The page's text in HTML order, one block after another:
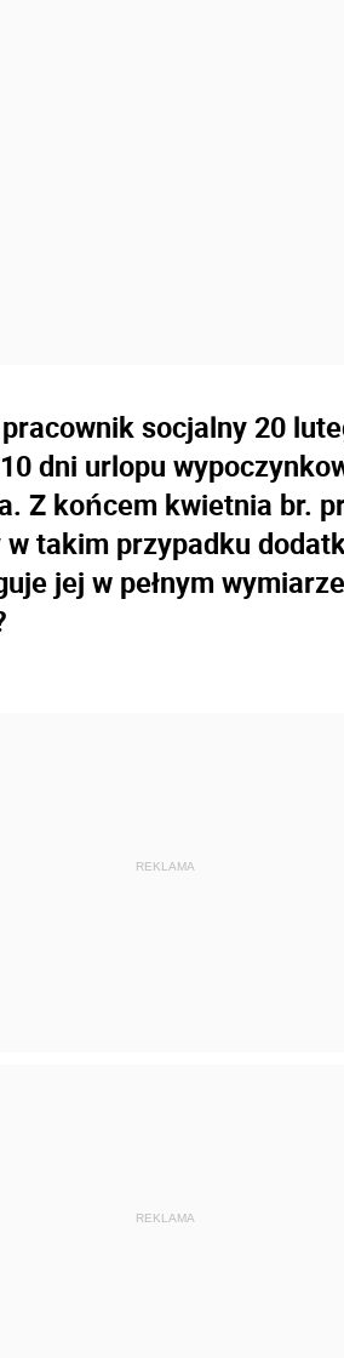
socjalny 20
dni urlopu
Z końcem kwietnia br.
takim przypadku
jej w pełnym
REKLAMA
REKLAMA